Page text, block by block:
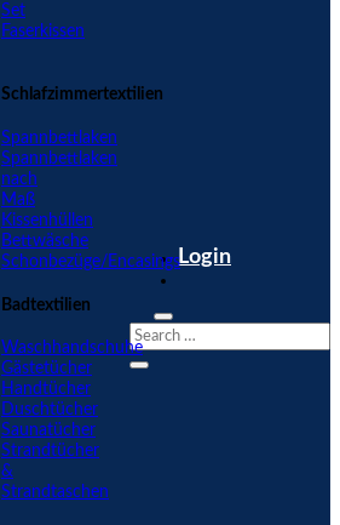
Set
Faserkissen
Schlafzimmertextilien
Spannbettlaken
Spannbettlaken
nach
Maß
Kissenhüllen
Bettwäsche
Schonbezüge/Encasings
Badtextilien
Waschhandschuhe
Gästetücher
Handtücher
Duschtücher
Saunatücher
Strandtücher
&
Strandtaschen
Login